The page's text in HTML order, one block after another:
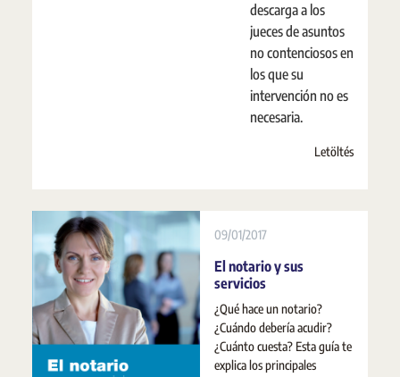
descarga a los
jueces de asuntos
no contenciosos en
los que su
intervención no es
necesaria.
Letöltés
09/01/2017
El notario y sus
servicios
¿Qué hace un notario?
¿Cuándo debería acudir?
¿Cuánto cuesta? Esta guía te
explica los principales